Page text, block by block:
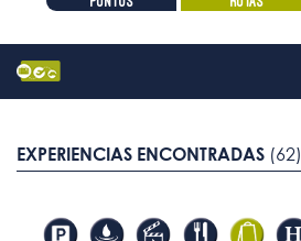
EXPERIENCIAS ENCONTRADAS (62)